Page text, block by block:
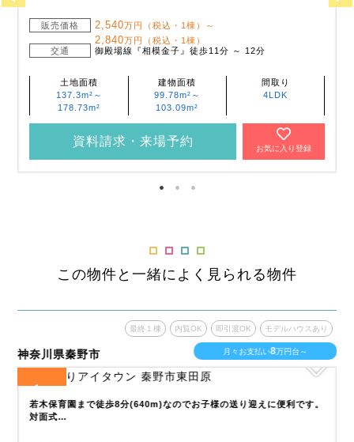
販売価格 2,540万円（税込・1棟）～
2,840万円（税込・1棟）
交通
御殿場線『相模金子』徒歩11分 ～ 12分
土地面積
137.3m²～
178.73m²
建物面積
99.78m²～
103.09m²
間取り
4LDK
資料請求・来場予約
お気に入り登録
この物件と一緒によく見られる物件
神奈川県秦野市
最終１棟 内覧OK 即引渡OK モデルハウスあり
月々お支払い8万円台～
1
若木保育園まで徒歩8分(640m)なのでお子様の送り迎えに便利です。
対面式…